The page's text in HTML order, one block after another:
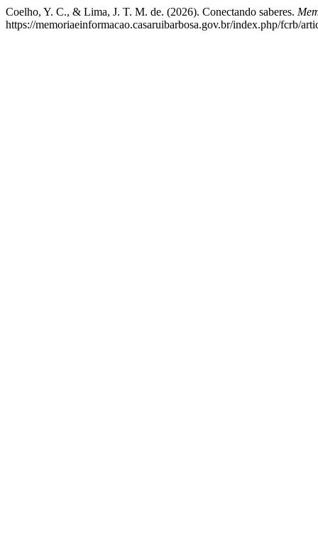
Coelho, Y. C., & Lima, J. T. M. de. (2026). Conectando saberes.
https://memoriaeinformacao.casaruibarbosa.gov.br/index.php/fcrb/